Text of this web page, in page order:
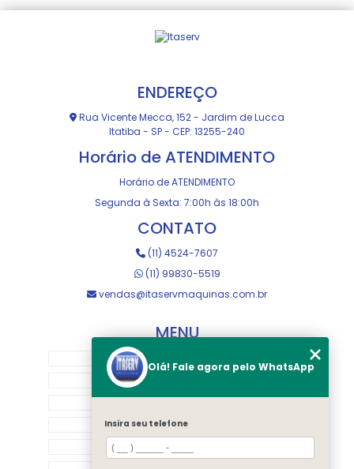
ENDEREÇO
Rua Vicente Mecca, 152 - Jardim de Lucca
Itatiba - SP - CEP: 13255-240
Horário de ATENDIMENTO
Horário de ATENDIMENTO
Segunda à Sexta: 7:00h às 18:00h
CONTATO
(11) 4524-7607
(11) 99830-5519
vendas@itaservmaquinas.com.br
MENU
MANUTENÇÃO E USINAGEM
LOJA
EQUIPAMENTOS
Olá! Fale agora pelo WhatsApp
Insira seu telefone